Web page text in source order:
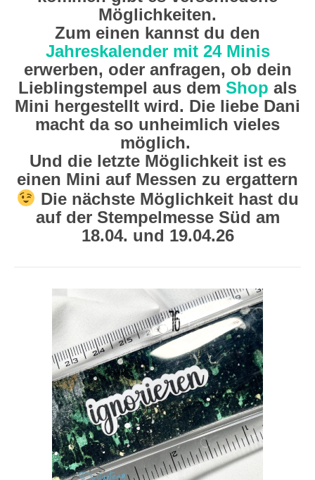
Möglichkeiten.
Zum einen kannst du den
Jahreskalender mit 24 Minis
erwerben, oder anfragen, ob dein
Lieblingstempel aus dem Shop als
Mini hergestellt wird. Die liebe Dani
macht da so unheimlich vieles
möglich.
Und die letzte Möglichkeit ist es
einen Mini auf Messen zu ergattern
​ Die nächste Möglichkeit hast du
auf der Stempelmesse Süd am
18.04. und 19.04.26